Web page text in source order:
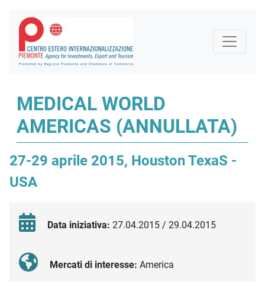
MEDICAL WORLD
AMERICAS (ANNULLATA)
27-29 aprile 2015, Houston TexaS -
USA
Data iniziativa: 27.04.2015 / 29.04.2015
Mercati di interesse: America